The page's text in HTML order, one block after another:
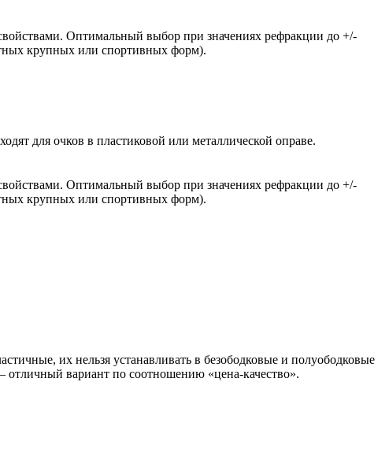
Оптимальный выбор при значениях рефракции до +/-
крупных или спортивных форм).
для очков в пластиковой или металлической оправе.
Оптимальный выбор при значениях рефракции до +/-
крупных или спортивных форм).
их нельзя устанавливать в безободковые и полуободковые
отличный вариант по соотношению «цена-качество».